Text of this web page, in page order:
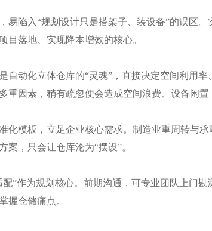
易陷入“规划设计只是搭架子、装设备”的误区
目落地、实现降本增效的核心。
自动化立体仓库的“灵魂”，直接决定空间利用
重因素，稍有疏忽便会造成空间浪费、设备闲置
化模板，立足企业核心需求。制造业重周转与
，只会让仓库沦为“摆设”。
”作为规划核心。前期沟通，可专业团队上门
握仓储痛点。